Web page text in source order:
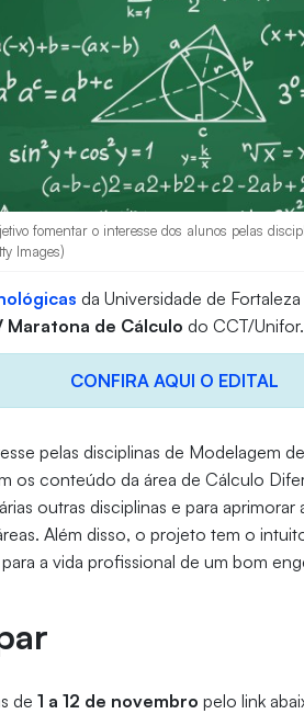
fomentar o interesse dos alunos pelas
Images)
da Universidade de
Maratona de Cálculo do CCT/Unifor.
CONFIRA AQUI O EDITAL
pelas disciplinas de Modelagem
os conteúdo da área de Cálculo
outras disciplinas e para
Além disso, o projeto tem o
a vida profissional de um bom
de1 a 12 de novembro pelo link